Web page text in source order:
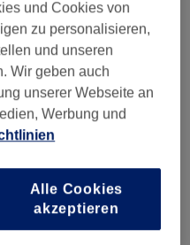
und Cookies von
zu personalisieren,
und unseren
Wir geben auch
unserer Webseite an
Werbung und
Alle Cookies
akzeptieren